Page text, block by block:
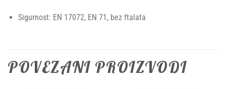
Sigurnost: EN 17072, EN 71, bez ftalata
POVEZANI PROIZVODI